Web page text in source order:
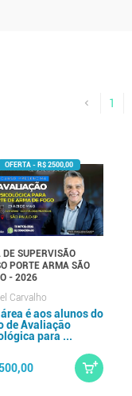
1
DE SUPERVISÃO
PORTE ARMA SÃO
- 2026
Carvalho
é aos alunos do
de Avaliação
para ...